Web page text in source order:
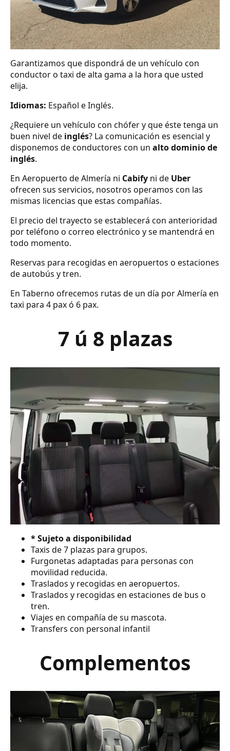
Garantizamos que dispondrá de un vehículo con
conductor o taxi de alta gama a la hora que usted
elija.
Idiomas: Español e Inglés.
¿Requiere un vehículo con chófer y que éste tenga un
buen nivel de inglés? La comunicación es esencial y
disponemos de conductores con un alto dominio de
inglés.
En Aeropuerto de Almería ni Cabify ni de Uber
ofrecen sus servicios, nosotros operamos con las
mismas licencias que estas compañías.
El precio del trayecto se establecerá con anterioridad
por teléfono o correo electrónico y se mantendrá en
todo momento.
Reservas para recogidas en aeropuertos o estaciones
de autobús y tren.
En Taberno ofrecemos rutas de un día por Almería en
taxi para 4 pax ó 6 pax.
7 ú 8 plazas
* Sujeto a disponibilidad
Taxis de 7 plazas para grupos.
Furgonetas adaptadas para personas con
movilidad reducida.
Traslados y recogidas en aeropuertos.
Traslados y recogidas en estaciones de bus o
tren.
Viajes en compañía de su mascota.
Transfers con personal infantil
Complementos